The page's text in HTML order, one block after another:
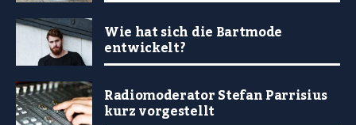
Wie hat sich die Bartmode
entwickelt?
Radiomoderator Stefan Parrisius
kurz vorgestellt